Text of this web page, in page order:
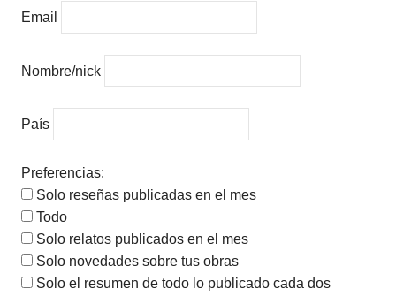
Email
Nombre/nick
País
Preferencias:
Solo reseñas publicadas en el mes
Todo
Solo relatos publicados en el mes
Solo novedades sobre tus obras
Solo el resumen de todo lo publicado cada dos